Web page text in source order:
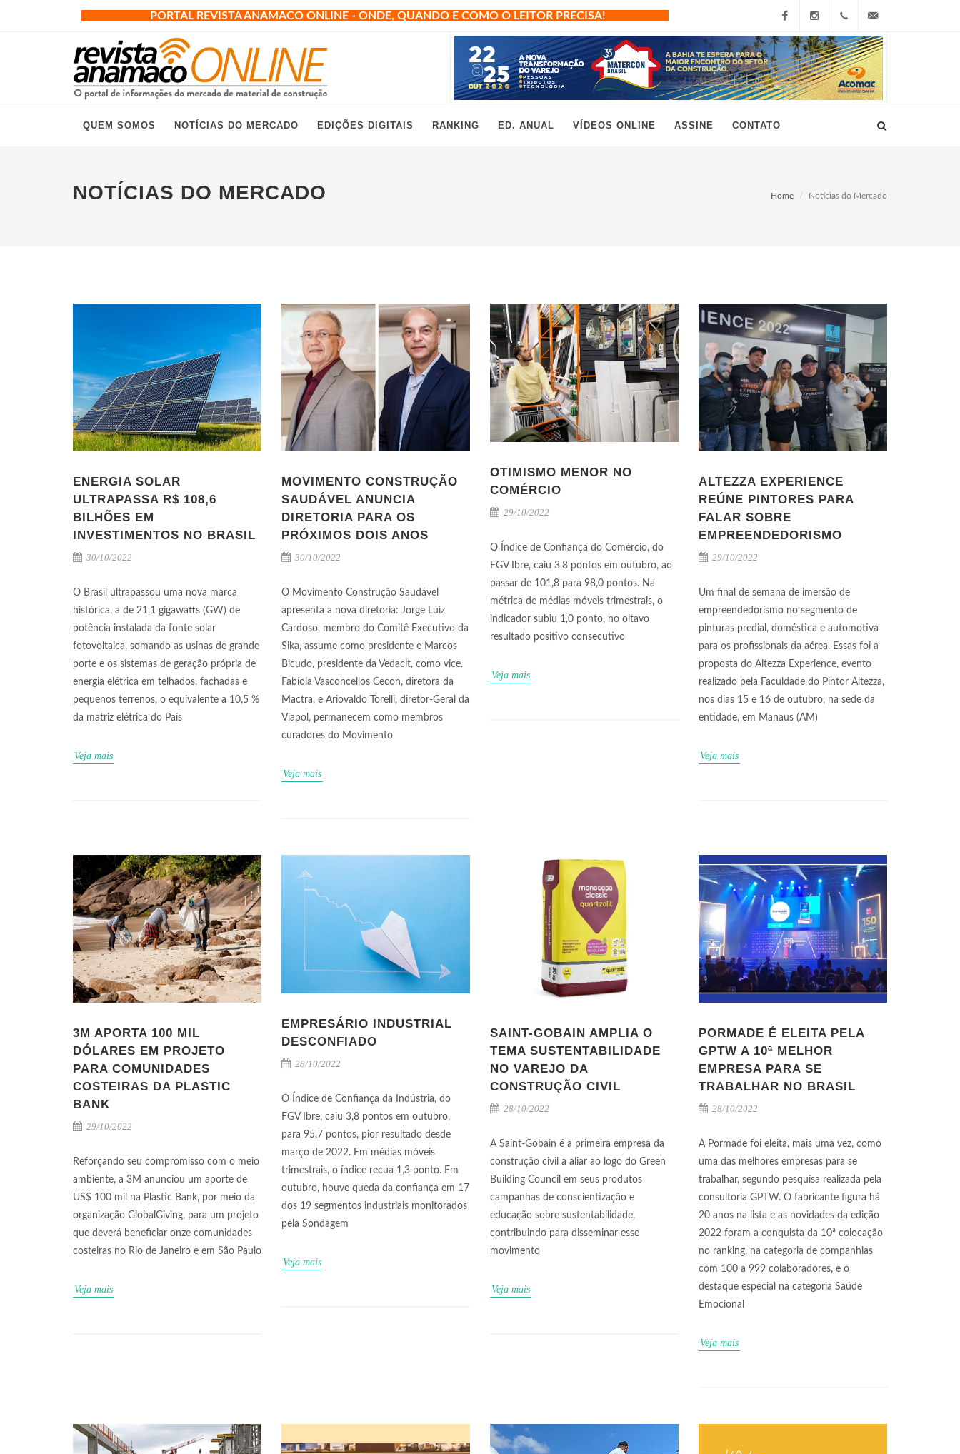
PORTAL REVISTA ANAMACO ONLINE - ONDE, QUANDO E COMO O LEITOR PRECISA!
FacebookInstagram
+55
(11)
grau10@grau10.com.br
QUEM SOMOS NOTÍCIAS DO MERCADO EDIÇÕES DIGITAIS RANKING ED. ANUAL VÍDEOS ONLINE ASSINE CONTATO
NOTÍCIAS DO MERCADO Home Notícias do Mercado
ENERGIA SOLAR
ULTRAPASSA R$ 108,6
BILHÕES EM
INVESTIMENTOS NO BRASIL
30/10/2022
O Brasil ultrapassou uma nova marca
histórica, a de 21,1 gigawatts (GW) de
potência instalada da fonte solar
fotovoltaica, somando as usinas de grande
porte e os sistemas de geração própria de
energia elétrica em telhados, fachadas e
pequenos terrenos, o equivalente a 10,5 %
da matriz elétrica do País
Veja mais
MOVIMENTO CONSTRUÇÃO
SAUDÁVEL ANUNCIA
DIRETORIA PARA OS
PRÓXIMOS DOIS ANOS
30/10/2022
O Movimento Construção Saudável
apresenta a nova diretoria: Jorge Luiz
Cardoso, membro do Comitê Executivo da
Sika, assume como presidente e Marcos
Bicudo, presidente da Vedacit, como vice.
Fabíola Vasconcellos Cecon, diretora da
Mactra, e Ariovaldo Torelli, diretor-Geral da
Viapol, permanecem como membros
curadores do Movimento
Veja mais
OTIMISMO MENOR NO
COMÉRCIO
29/10/2022
O Índice de Confiança do Comércio, do
FGV Ibre, caiu 3,8 pontos em outubro, ao
passar de 101,8 para 98,0 pontos. Na
métrica de médias móveis trimestrais, o
indicador subiu 1,0 ponto, no oitavo
resultado positivo consecutivo
Veja mais
ALTEZZA EXPERIENCE
REÚNE PINTORES PARA
FALAR SOBRE
EMPREENDEDORISMO
29/10/2022
Um final de semana de imersão de
empreendedorismo no segmento de
pinturas predial, doméstica e automotiva
para os profissionais da aérea. Essas foi a
proposta do Altezza Experience, evento
realizado pela Faculdade do Pintor Altezza,
nos dias 15 e 16 de outubro, na sede da
entidade, em Manaus (AM)
Veja mais
3M APORTA 100 MIL
DÓLARES EM PROJETO
PARA COMUNIDADES
COSTEIRAS DA PLASTIC
BANK
29/10/2022
Reforçando seu compromisso com o meio
ambiente, a 3M anunciou um aporte de
US$ 100 mil na Plastic Bank, por meio da
organização GlobalGiving, para um projeto
que deverá beneficiar onze comunidades
costeiras no Rio de Janeiro e em São Paulo
Veja mais
EMPRESÁRIO INDUSTRIAL
DESCONFIADO
28/10/2022
O Índice de Confiança da Indústria, do
FGV Ibre, caiu 3,8 pontos em outubro,
para 95,7 pontos, pior resultado desde
março de 2022. Em médias móveis
trimestrais, o índice recua 1,3 ponto. Em
outubro, houve queda da confiança em 17
dos 19 segmentos industriais monitorados
pela Sondagem
Veja mais
SAINT-GOBAIN AMPLIA O
TEMA SUSTENTABILIDADE
NO VAREJO DA
CONSTRUÇÃO CIVIL
28/10/2022
A Saint-Gobain é a primeira empresa da
construção civil a aliar ao logo do Green
Building Council em seus produtos
campanhas de conscientização e
educação sobre sustentabilidade,
contribuindo para disseminar esse
movimento
Veja mais
PORMADE É ELEITA PELA
GPTW A 10ª MELHOR
EMPRESA PARA SE
TRABALHAR NO BRASIL
28/10/2022
A Pormade foi eleita, mais uma vez, como
uma das melhores empresas para se
trabalhar, segundo pesquisa realizada pela
consultoria GPTW. O fabricante figura há
20 anos na lista e as novidades da edição
2022 foram a conquista da 10ª colocação
no ranking, na categoria de companhias
com 100 a 999 colaboradores, e o
destaque especial na categoria Saúde
Emocional
Veja mais